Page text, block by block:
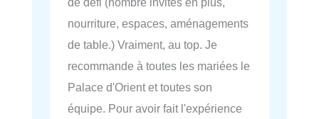
nourriture, espaces, aménagements
de table.) Vraiment, au top. Je
recommande à toutes les mariées le
Palace d'Orient et toutes son
équipe. Pour avoir fait l'expérience